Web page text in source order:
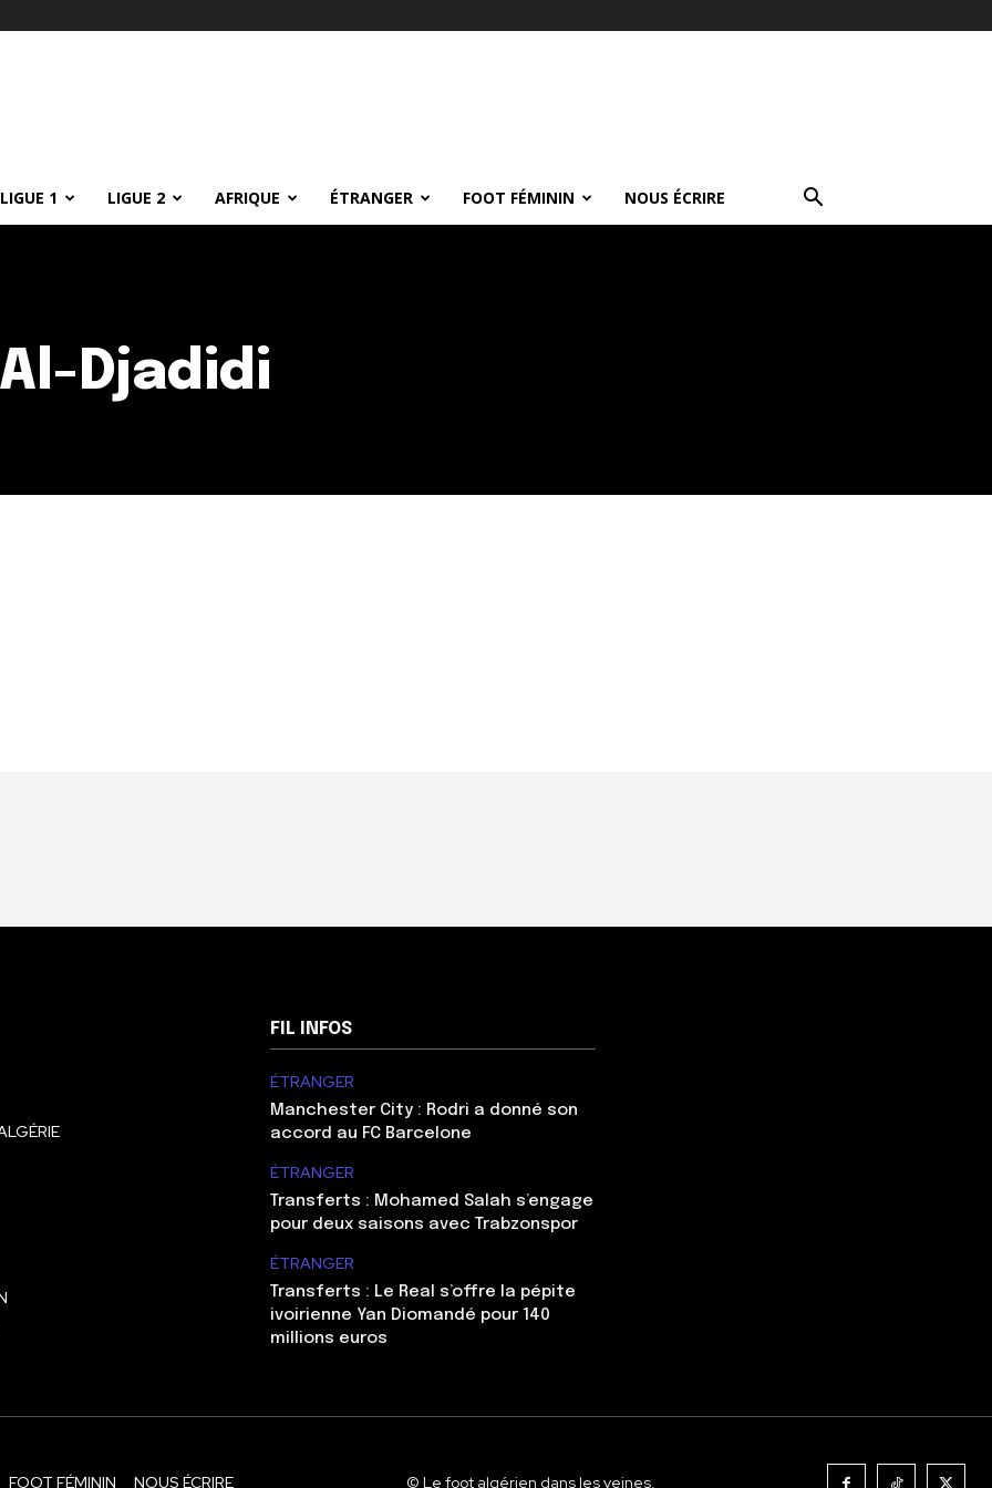
LIGUE 1 LIGUE 2 AFRIQUE ÉTRANGER FOOT FÉMININ NOUS ÉCRIRE
Djadidi
FIL INFOS
ÉTRANGER
Manchester City : Rodri a donné son
accord au FC Barcelone
ÉTRANGER
Transferts : Mohamed Salah s’engage
pour deux saisons avec Trabzonspor
ÉTRANGER
Transferts : Le Real s’offre la pépite
ivoirienne Yan Diomandé pour 140
millions euros
FOOT FÉMININ NOUS ÉCRIRE © Le foot algérien dans les veines.